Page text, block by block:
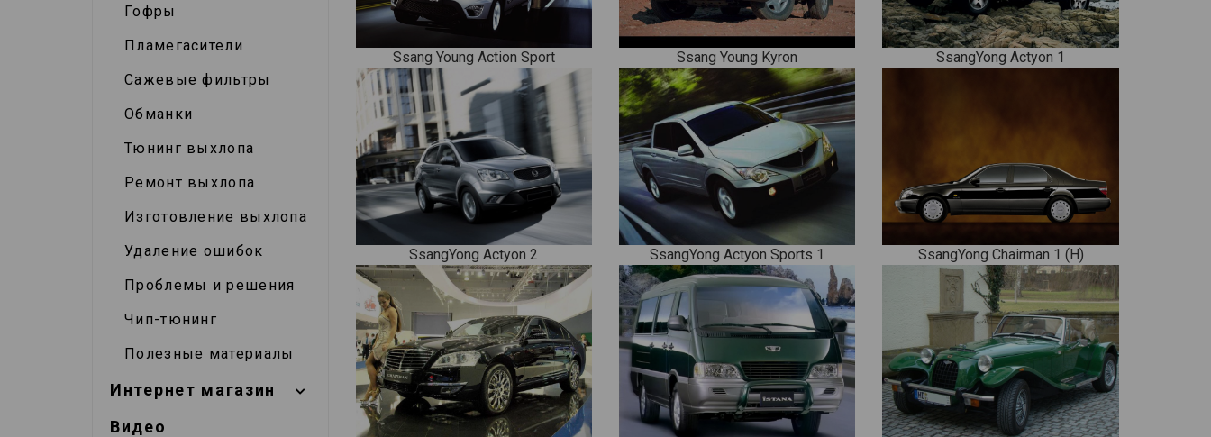
Гофры
Пламегасители
Сажевые фильтры
Обманки
Тюнинг выхлопа
Ремонт выхлопа
Изготовление выхлопа
Удаление ошибок
Проблемы и решения
Чип-тюнинг
Полезные материалы
Интернет магазин
Видео
Ssang Young Action Sport Ssang Young Kyron SsangYong Actyon 1
SsangYong Actyon 2 SsangYong Actyon Sports 1 SsangYong Chairman 1 (H)